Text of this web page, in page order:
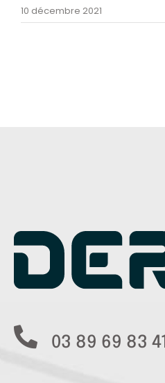
10 décembre 2021
03 89 69 83 41